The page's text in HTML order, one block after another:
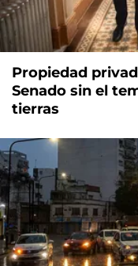
Propiedad
Senado sin el
tierras